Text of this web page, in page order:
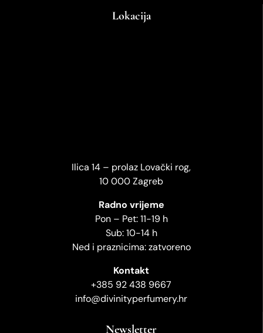
Lokacija
Ilica 14 – prolaz Lovački rog,
10 000 Zagreb
Radno vrijeme
Pon – Pet: 11-19 h
Sub: 10-14 h
Ned i praznicima: zatvoreno
Kontakt
+385 92 438 9667
info@divinityperfumery.hr
Newsletter